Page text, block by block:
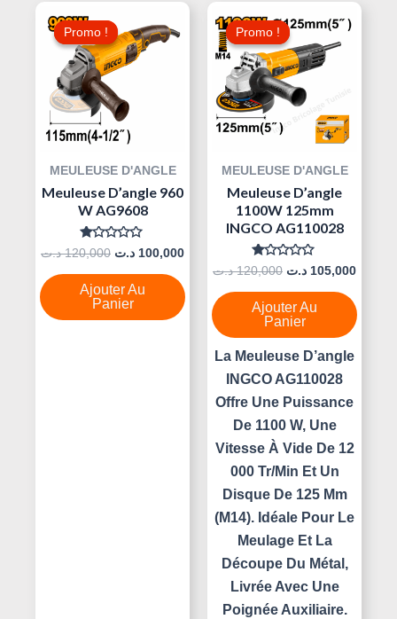
Promo !
Promo !
MEULEUSE D'ANGLE
Meuleuse D’angle 960
W AG9608
Note
Sur
5
120,000 د.ت
Prix
Initial
Était :
100,000 د.ت
Le
Actuel
100,000 د.ت.
Ajouter Au
Panier
Promo !
Promo !
MEULEUSE D'ANGLE
Meuleuse D’angle
1100W 125mm
INGCO AG110028
Note
Sur
5
120,000 د.ت
Prix
Initial
Était :
105,000 د.ت
Le
Ajouter Au
Panier
La Meuleuse D’angle
INGCO AG110028
Offre Une Puissance
De 1100 W, Une
Vitesse À Vide De 12
000 Tr/min Et Un
Disque De 125 Mm
(M14). Idéale Pour Le
Meulage Et La
Découpe Du Métal,
Livrée Avec Une
Poignée Auxiliaire.